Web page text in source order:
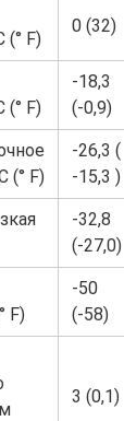
(° F)
0 (32)
(° F)
-18,3
(-0,9)
(° F)
-26,3 (
-15,3 )
-32,8
(-27,0)
F)
-50
(-58)
3 (0,1)